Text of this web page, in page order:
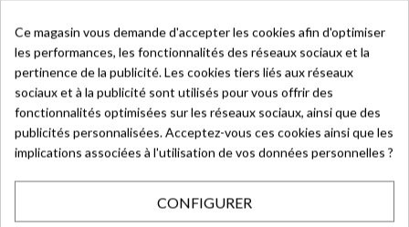
favorite_border
Ce magasin vous demande d'accepter les cookies afin d'optimiser
les performances, les fonctionnalités des réseaux sociaux et la
pertinence de la publicité. Les cookies tiers liés aux réseaux
sociaux et à la publicité sont utilisés pour vous offrir des
fonctionnalités optimisées sur les réseaux sociaux, ainsi que des
publicités personnalisées. Acceptez-vous ces cookies ainsi que les
implications associées à l'utilisation de vos données personnelles ?
CONFIGURER